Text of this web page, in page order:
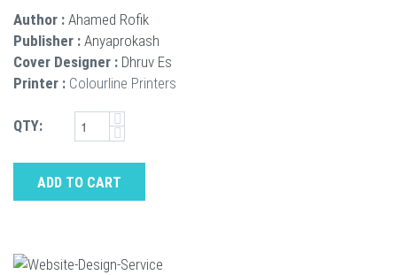
Author : Ahamed Rofik
Publisher : Anyaprokash
Cover Designer : Dhruv Es
Printer : Colourline Printers
QTY:
ADD TO CART